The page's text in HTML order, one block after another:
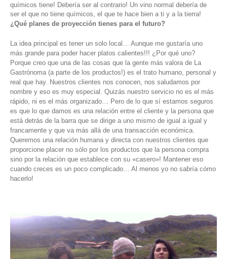
químicos tiene! Debería ser al contrario! Un vino normal debería de
ser el que no tiene químicos, el que te hace bien a ti y a la tierra!
¿Qué planes de proyección tienes para el futuro?
La idea principal es tener un solo local… Aunque me gustaría uno
más grande para poder hacer platos calientes!!! ¿Por qué uno?
Porque creo que una de las cosas que la gente más valora de La
Gastrónoma (a parte de los productos!) es el trato humano, personal y
real que hay. Nuestros clientes nos conocen, nos saludamos por
nombre y eso es muy especial. Quizás nuestro servicio no es el más
rápido, ni es el más organizado… Pero de lo que sí estamos seguros
es que lo que damos es una relación entre el cliente y la persona que
está detrás de la barra que se dirige a uno mismo de igual a igual y
francamente y que va más allá de una transacción económica.
Queremos una relación humana y directa con nuestros clientes que
proporcione placer no sólo por los productos que la persona compra
sino por la relación que establece con su «casero»! Mantener eso
cuando creces es un poco complicado… Al menos yo no sabría cómo
hacerlo!